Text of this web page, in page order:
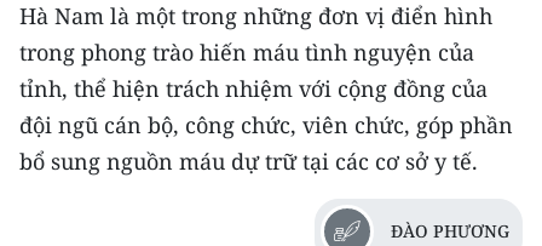
Bắc Trung Bộ
Duyên hải Nam Trung Bộ và Tây
Nguyên
Đông Nam Bộ
Hà Nam là một trong những đơn vị điển hình
trong phong trào hiến máu tình nguyện của
tỉnh, thể hiện trách nhiệm với cộng đồng của
đội ngũ cán bộ, công chức, viên chức, góp phần
bổ sung nguồn máu dự trữ tại các cơ sở y tế.
ĐÀO PHƯƠNG